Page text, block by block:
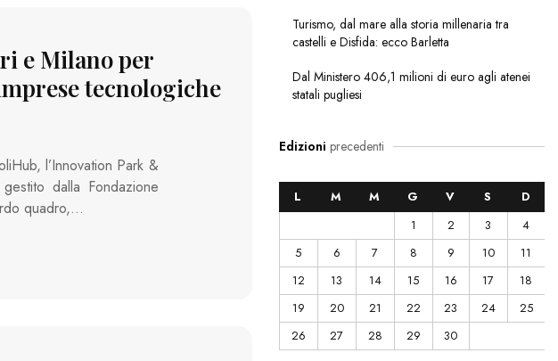
e Milano per
tecnologiche
l’Innovation Park &
dalla Fondazione
quadro,…
Turismo, dal mare alla storia millenaria tra
castelli e Disfida: ecco Barletta
Dal Ministero 406,1 milioni di euro agli atenei
statali pugliesi
Edizioni precedenti
L M M G V S
D
1
2 3
4
5
6 7 8 9 10
11
12
13 14 15 16 17
18
19
20 21 22 23 24
25
26
27 28 29 30